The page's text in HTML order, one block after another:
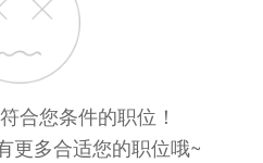
合您条件的职位！
更多合适您的职位哦~